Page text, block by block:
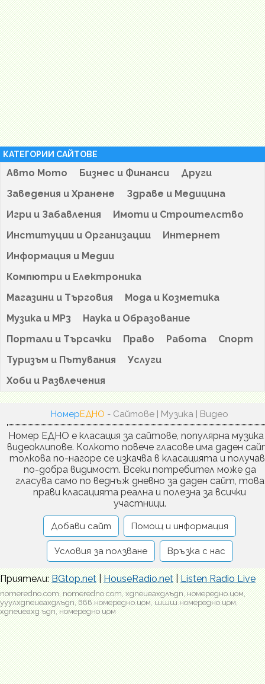
КАТЕГОРИИ САЙТОВЕ
Авто Мото Бизнес и Финанси
Други
Заведения и Хранене
Здраве и Медицина
Игри и Забавления
Имоти и Строителство
Институции и Организации
Интернет
Информация и Медии
Компютри и Електроника
Магазини и Търговия
Мода и Козметика
Музика и MP3
Наука и Образование
Портали и Търсачки
Право Работа
Спорт
Туризъм и Пътувания
Услуги
Хоби и Развлечения
НомерЕДНО - Сайтове | Музика | Видео
Номер ЕДНО е класация за сайтове, популярна музика
видеоклипове. Колкото повече гласове има даден
толкова по-нагоре се изкачва в класацията и
по-добра видимост. Всеки потребител може да
гласува само по веднъж дневно за даден сайт, това
прави класацията реална и полезна за всички
участници.
Добави сайт Помощ и информация
Условия за ползване Връзка с нас
Приятели:BGtop.net|HouseRadio.net|Listen Radio Live
nomeredno.com, nomeredno com, хдпеиеахдлъдп, номередно.цом,
ууулхдпеиеахдлъдп, ввв.номередно.цом, шшш.номередно.цом,
хдпеиеахд ъдп, номередно цом